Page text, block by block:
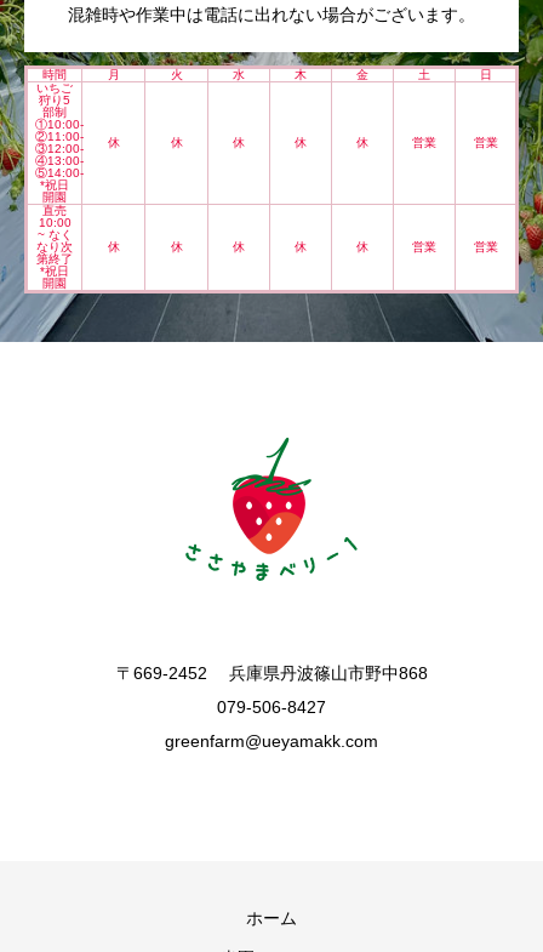
混雑時や作業中は電話に出れない場合がございます。
時間 月 火 水 木 金 土
日
いちご
狩り5
部制
①10:00-
②11:00-
③12:00-
④13:00-
⑤14:00-
*祝日
開園
休 休 休 休 休 営業 営業
直売
10:00
~ なく
なり次
第終了
*祝日
開園
休 休 休 休 休 営業 営業
〒669-2452 兵庫県丹波篠山市野中868
079-506-8427
greenfarm@ueyamakk.com
ホーム